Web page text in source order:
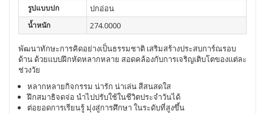
รูปแบบปก ปกอ่อน
น้ำหนัก 274.0000
พัฒนาทักษะการคิดอย่างเป็นธรรมชาติ เสริมสร้างประสบการ์ณรอบ
ด้าน ด้วยแบบฝึกหัดหลากหลาย สอดคล้องกับการเจริญเติบโตของแต่ละ
ช่วงวัย
หลากหลายกิจกรรม น่ารัก น่าเล่น สีสนสดใส
ฝึกสมาธิจดจ่อ นำไปปรับใช้ในชีวิตประจำวันได้
ต่อยอดการเรียนรู้ มุ่งสู่การศึกษา ในระดับที่สูงขึ้น